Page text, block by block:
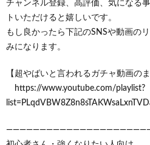
チャンネル登録、高評価、気になる
トいただけると嬉しいです。
もし良かったら下記のSNSや動画の
みになります。
【超やばいと言われるガチャ動画のま
https://www.youtube.com/playlist?